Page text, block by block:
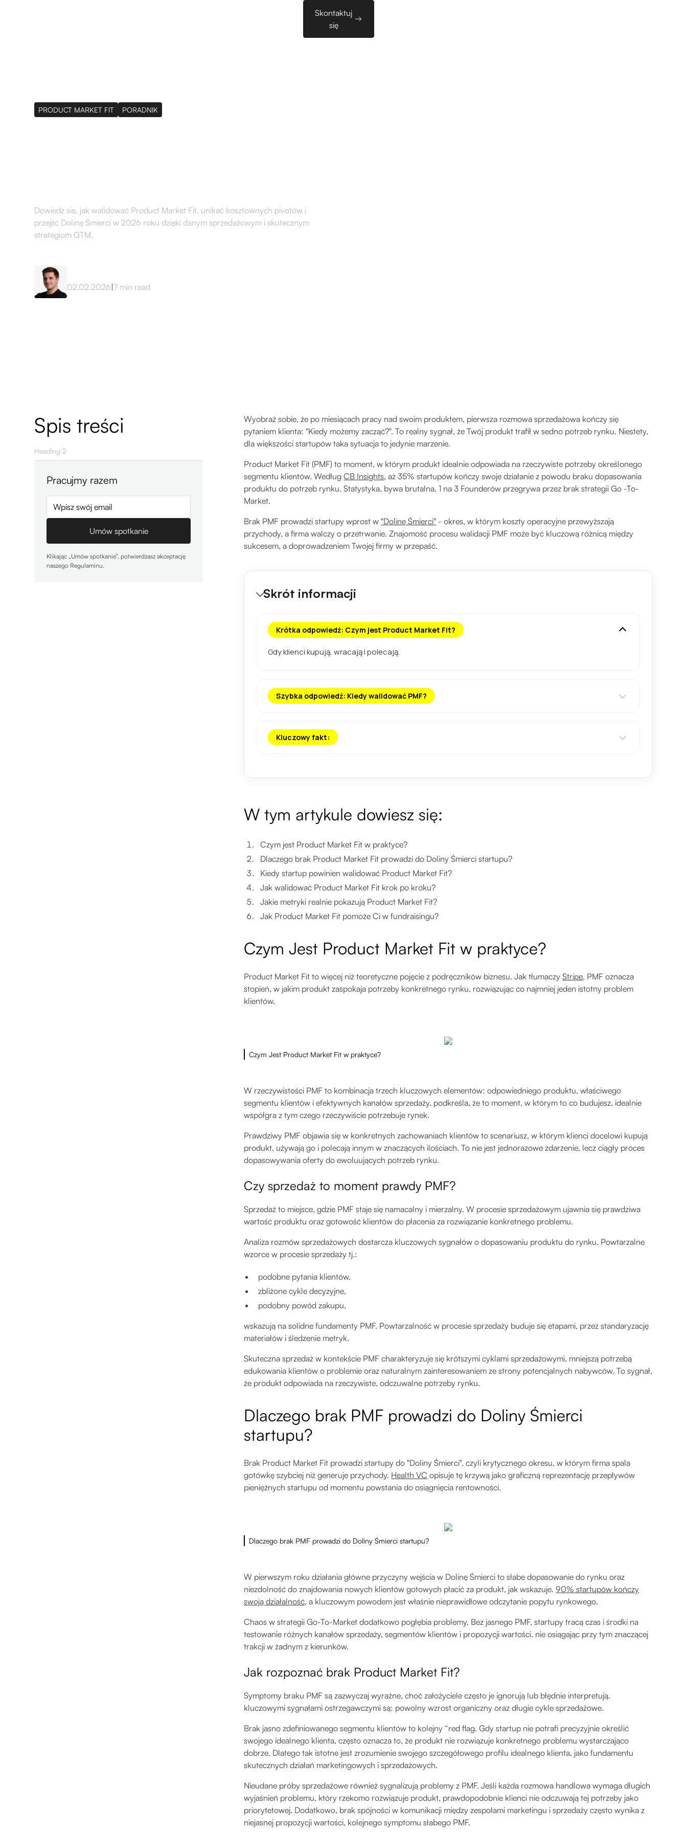
Skontaktuj
się
PRODUCT MARKET FIT PORADNIK
Dowiedz się, jak walidować Product Market Fit, unikać kosztownych pivotów i
przejść Dolinę Śmierci w 2026 roku dzięki danym sprzedażowym i skutecznym
strategiom GTM.
02.02.2026|7 min read
Spis treści
Heading 2
Pracujmy razem
Klikając „Umów spotkanie”, potwierdzasz akceptację
naszego Regulaminu.
Wyobraź sobie, że po miesiącach pracy nad swoim produktem, pierwsza rozmowa sprzedażowa kończy się
pytaniem klienta: "Kiedy możemy zacząć?". To realny sygnał, że Twój produkt trafił w sedno potrzeb rynku. Niestety,
dla większości startupów taka sytuacja to jedynie marzenie.
Product Market Fit (PMF) to moment, w którym produkt idealnie odpowiada na rzeczywiste potrzeby określonego
segmentu klientów. WedługCB Insights, aż 35% startupów kończy swoje działanie z powodu braku dopasowania
produktu do potrzeb rynku. Statystyka, bywa brutalna, 1 na 3 Founderów przegrywa przez brak strategii Go -To-
Market.
Brak PMF prowadzi startupy wprost w"Dolinę Śmierci" - okres, w którym koszty operacyjne przewyższają
przychody, a firma walczy o przetrwanie. Znajomość procesu walidacji PMF może być kluczową różnicą między
sukcesem, a doprowadzeniem Twojej firmy w przepaść.
Skrót informacji
Krótka odpowiedź: Czym jest Product Market Fit?
Gdy klienci kupują, wracają i polecają.
Szybka odpowiedź: Kiedy walidować PMF?
Kluczowy fakt:
W tym artykule dowiesz się:
Czym jest Product Market Fit w praktyce?
Dlaczego brak Product Market Fit prowadzi do Doliny Śmierci startupu?
Kiedy startup powinien walidować Product Market Fit?
Jak walidować Product Market Fit krok po kroku?
Jakie metryki realnie pokazują Product Market Fit?
Jak Product Market Fit pomoże Ci w fundraisingu?
Czym Jest Product Market Fit w praktyce?
Product Market Fit to więcej niż teoretyczne pojęcie z podręczników biznesu. Jak tłumaczyStripe, PMF oznacza
stopień, w jakim produkt zaspokaja potrzeby konkretnego rynku, rozwiązując co najmniej jeden istotny problem
klientów.
Czym Jest Product Market Fit w praktyce?
W rzeczywistości PMF to kombinacja trzech kluczowych elementów: odpowiedniego produktu, właściwego
segmentu klientów i efektywnych kanałów sprzedaży. podkreśla, że to moment, w którym to co budujesz, idealnie
współgra z tym czego rzeczywiście potrzebuje rynek.
Prawdziwy PMF objawia się w konkretnych zachowaniach klientów to scenariusz, w którym klienci docelowi kupują
produkt, używają go i polecają innym w znaczących ilościach. To nie jest jednorazowe zdarzenie, lecz ciągły proces
dopasowywania oferty do ewoluujących potrzeb rynku.
Czy sprzedaż to moment prawdy PMF?
Sprzedaż to miejsce, gdzie PMF staje się namacalny i mierzalny. W procesie sprzedażowym ujawnia się prawdziwa
wartość produktu oraz gotowość klientów do płacenia za rozwiązanie konkretnego problemu.
Analiza rozmów sprzedażowych dostarcza kluczowych sygnałów o dopasowaniu produktu do rynku. Powtarzalne
wzorce w procesie sprzedaży tj.:
podobne pytania klientów,
zbliżone cykle decyzyjne,
podobny powód zakupu,
wskazują na solidne fundamenty PMF. Powtarzalność w procesie sprzedaży buduje się etapami, przez standaryzację
materiałów i śledzenie metryk.
Skuteczna sprzedaż w kontekście PMF charakteryzuje się krótszymi cyklami sprzedażowymi, mniejszą potrzebą
edukowania klientów o problemie oraz naturalnym zainteresowaniem ze strony potencjalnych nabywców. To sygnał,
że produkt odpowiada na rzeczywiste, odczuwalne potrzeby rynku.
Dlaczego brak PMF prowadzi do Doliny Śmierci
startupu?
Brak Product Market Fit prowadzi startupy do "Doliny Śmierci", czyli krytycznego okresu, w którym firma spala
gotówkę szybciej niż generuje przychody. Health VC opisuje tę krzywą jako graficzną reprezentację przepływów
pieniężnych startupu od momentu powstania do osiągnięcia rentowności.
Dlaczego brak PMF prowadzi do Doliny Śmierci startupu?
W pierwszym roku działania główne przyczyny wejścia w Dolinę Śmierci to słabe dopasowanie do rynku oraz
niezdolność do znajdowania nowych klientów gotowych płacić za produkt, jak wskazuje.90% startupów kończy
swoją działalność, a kluczowym powodem jest właśnie nieprawidłowe odczytanie popytu rynkowego.
Chaos w strategii Go-To-Market dodatkowo pogłębia problemy. Bez jasnego PMF, startupy tracą czas i środki na
testowanie różnych kanałów sprzedaży, segmentów klientów i propozycji wartości, nie osiągając przy tym znaczącej
trakcji w żadnym z kierunków.
Jak rozpoznać brak Product Market Fit?
Symptomy braku PMF są zazwyczaj wyraźne, choć założyciele często je ignorują lub błędnie interpretują.
kluczowymi sygnałami ostrzegawczymi są: powolny wzrost organiczny oraz długie cykle sprzedażowe.
Brak jasno zdefiniowanego segmentu klientów to kolejny “red flag. Gdy startup nie potrafi precyzyjnie określić
swojego idealnego klienta, często oznacza to, że produkt nie rozwiązuje konkretnego problemu wystarczająco
dobrze. Dlatego tak istotne jest zrozumienie swojego szczegółowego profilu idealnego klienta, jako fundamentu
skutecznych działań marketingowych i sprzedażowych.
Nieudane próby sprzedażowe również sygnalizują problemy z PMF. Jeśli każda rozmowa handlowa wymaga długich
wyjaśnień problemu, który rzekomo rozwiązuje produkt, prawdopodobnie klienci nie odczuwają tej potrzeby jako
priorytetowej. Dodatkowo, brak spójności w komunikacji między zespołami marketingu i sprzedaży często wynika z
niejasnej propozycji wartości, kolejnego symptomu słabego PMF.